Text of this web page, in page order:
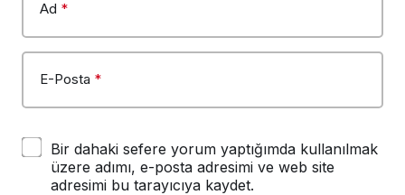
Ad *
E-Posta *
Bir dahaki sefere yorum yaptığımda kullanılmak
üzere adımı, e-posta adresimi ve web site
adresimi bu tarayıcıya kaydet.